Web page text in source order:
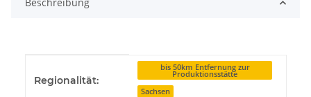
Regionalität:
bis 50km Entfernung zur
Produktionsstätte
Sachsen